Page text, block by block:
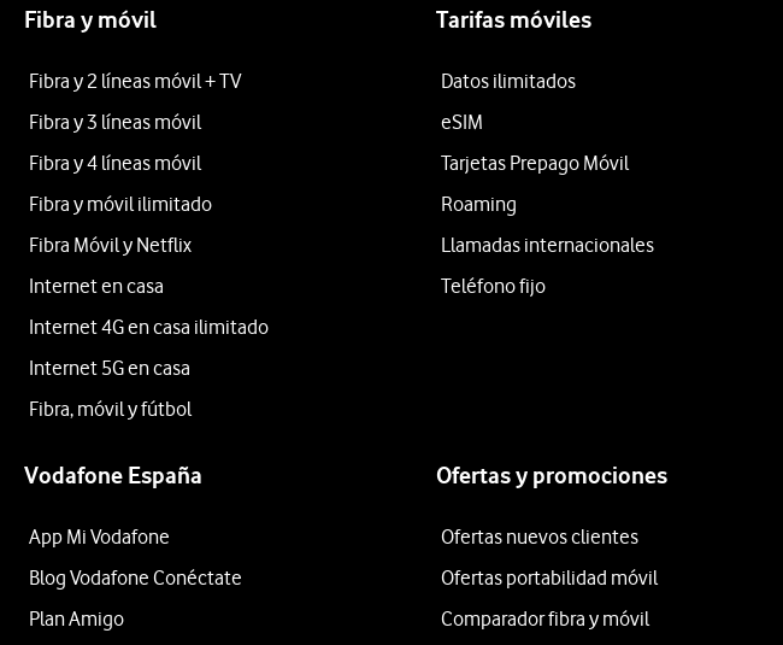
Fibra y móvil
Fibra y 2 líneas móvil + TV
Fibra y 3 líneas móvil
Fibra y 4 líneas móvil
Fibra y móvil ilimitado
Fibra Móvil y Netflix
Internet en casa
Internet 4G en casa ilimitado
Internet 5G en casa
Fibra, móvil y fútbol
Tarifas móviles
Datos ilimitados
eSIM
Tarjetas Prepago Móvil
Roaming
Llamadas internacionales
Teléfono fijo
Vodafone España
App Mi Vodafone
Blog Vodafone Conéctate
Plan Amigo
Ofertas y promociones
Ofertas nuevos clientes
Ofertas portabilidad móvil
Comparador fibra y móvil